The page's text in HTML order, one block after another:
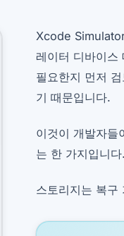
Xcode
레이터 디바이스
필요한지 먼저
기 때문입니다.
이것이 개발자들
는 한 가지입니
스토리지는 복구